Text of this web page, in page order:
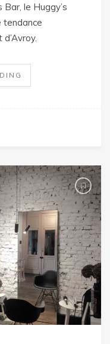
le Huggy’s
tendance